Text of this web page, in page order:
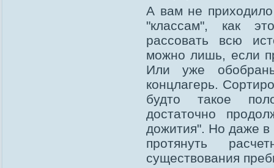
А вам не
"классам", как
рассовать всю
можно лишь, если
Или уже
концлагерь.
будто такое
достаточно
дожития". Но даже в
протянуть
существования